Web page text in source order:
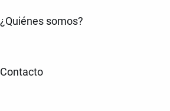
¿Quiénes somos?
Contacto